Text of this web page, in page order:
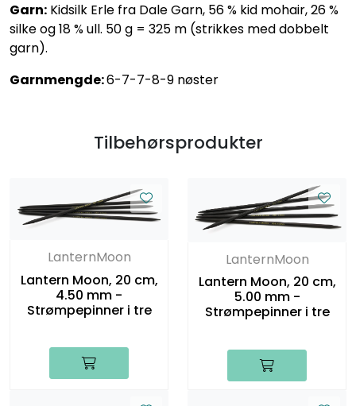
Garn: Kidsilk Erle fra Dale Garn, 56 % kid mohair, 26 %
silke og 18 % ull. 50 g = 325 m (strikkes med dobbelt
garn).
Garnmengde:6-7-7-8-9 nøster
Tilbehørsprodukter
LanternMoon
Lantern Moon, 20 cm,
4.50 mm -
Strømpepinner i tre
LanternMoon
Lantern Moon, 20 cm,
5.00 mm -
Strømpepinner i tre